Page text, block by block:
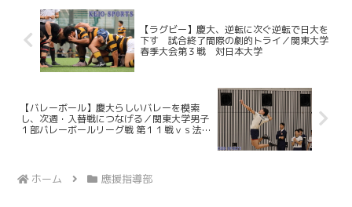
【ラグビー】慶大、逆転に次ぐ逆転で日大を
下す 試合終了間際の劇的トライ／関東大学
春季大会第３戦 対日本大学
【バレーボール】慶大らしいバレーを模索
し、次週・入替戦につなげる／関東大学男子
１部バレーボールリーグ戦 第１１戦ｖｓ法政
ホーム 應援指導部